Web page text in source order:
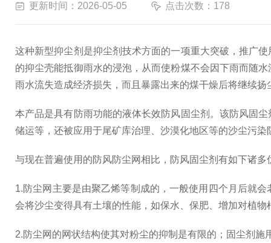
更新时间：2026-05-05 点击次数：178
这种新型抑尘剂是抑尘剂技术方面的一项重大突破，推广
的抑尘壳能抵御雨水的浸泡，从而使粉煤不会因下雨而随
雨水流失造成经济损失，而且暴露出来的煤干燥后将继续扬
本产品是具有防雨功能的液体长效防风固尘剂。该防风固
储运等，还被应用于尾矿库治理、沙漠化地区等的沙尘污
与现在普遍使用的防风防尘网相比，防风固尘剂有如下诸多
1.防尘网主要是由聚乙烯等制成的，一般使用四个月后就
会将沙尘变得具有土壤的性能，如保水、保肥、增加对植物
2.防尘网的网状结构使其对粉尘的抑制是有限的；固尘剂